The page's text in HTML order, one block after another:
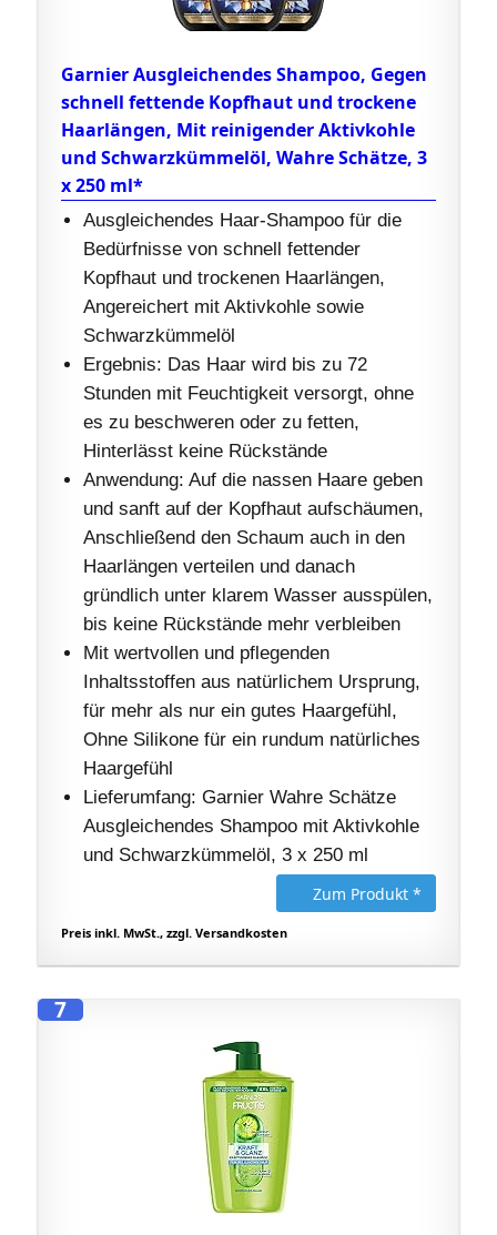
Garnier Ausgleichendes Shampoo, Gegen
schnell fettende Kopfhaut und trockene
Haarlängen, Mit reinigender Aktivkohle
und Schwarzkümmelöl, Wahre Schätze, 3
x 250 ml*
Ausgleichendes Haar-Shampoo für die
Bedürfnisse von schnell fettender
Kopfhaut und trockenen Haarlängen,
Angereichert mit Aktivkohle sowie
Schwarzkümmelöl
Ergebnis: Das Haar wird bis zu 72
Stunden mit Feuchtigkeit versorgt, ohne
es zu beschweren oder zu fetten,
Hinterlässt keine Rückstände
Anwendung: Auf die nassen Haare geben
und sanft auf der Kopfhaut aufschäumen,
Anschließend den Schaum auch in den
Haarlängen verteilen und danach
gründlich unter klarem Wasser ausspülen,
bis keine Rückstände mehr verbleiben
Mit wertvollen und pflegenden
Inhaltsstoffen aus natürlichem Ursprung,
für mehr als nur ein gutes Haargefühl,
Ohne Silikone für ein rundum natürliches
Haargefühl
Lieferumfang: Garnier Wahre Schätze
Ausgleichendes Shampoo mit Aktivkohle
und Schwarzkümmelöl, 3 x 250 ml
Zum Produkt *
Preis inkl. MwSt., zzgl. Versandkosten
7